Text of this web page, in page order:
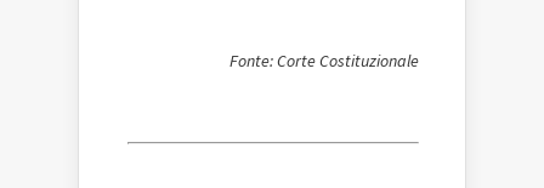
Fonte: Corte Costituzionale